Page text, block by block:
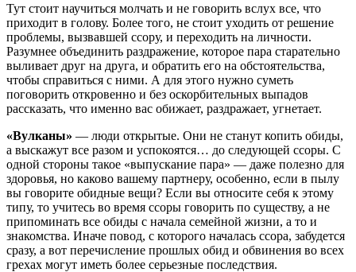
Тут стоит научиться молчать и не говорить вслух все, что
приходит в голову. Более того, не стоит уходить от решение
проблемы, вызвавшей ссору, и переходить на личности.
Разумнее объединить раздражение, которое пара старательно
выливает друг на друга, и обратить его на обстоятельства,
чтобы справиться с ними. А для этого нужно суметь
поговорить откровенно и без оскорбительных выпадов
рассказать, что именно вас обижает, раздражает, угнетает.
«Вулканы» — люди открытые. Они не станут копить обиды,
а выскажут все разом и успокоятся… до следующей ссоры. С
одной стороны такое «выпускание пара» — даже полезно для
здоровья, но каково вашему партнеру, особенно, если в пылу
вы говорите обидные вещи? Если вы относите себя к этому
типу, то учитесь во время ссоры говорить по существу, а не
припоминать все обиды с начала семейной жизни, а то и
знакомства. Иначе повод, с которого началась ссора, забудется
сразу, а вот перечисление прошлых обид и обвинения во всех
грехах могут иметь более серьезные последствия.